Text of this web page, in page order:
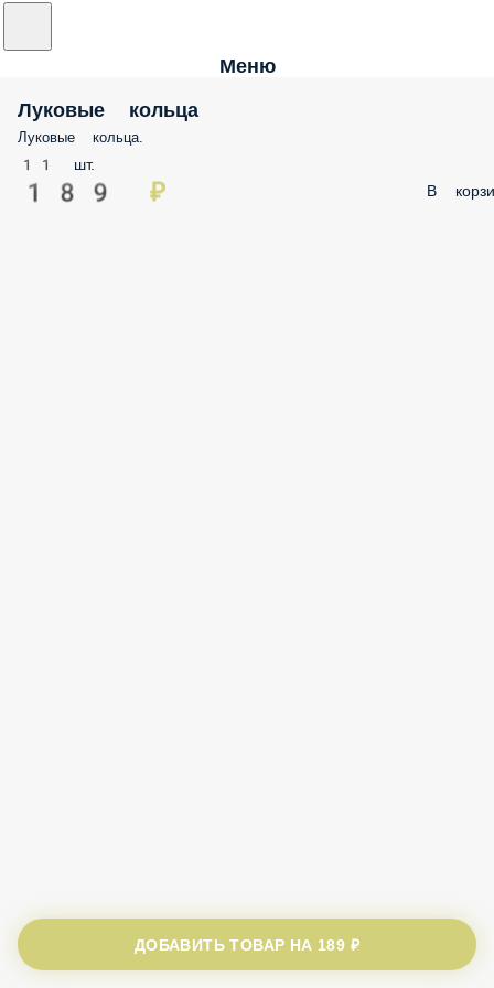
Меню
Луковые кольца
Луковые кольца.
11 шт.
189 ₽ В
ДОБАВИТЬ ТОВАР НА 189 ₽